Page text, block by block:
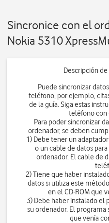
Sincronice con el
Nokia 5310
Descripción
Puede sincronizar
teléfono, por ejemplo,
de la guía. Siga estas
teléfono con
Para poder sincronizar
ordenador, se deben
1) Debe tener un
o un cable de datos
ordenador. El cable de
2) Tiene que haber
datos si utiliza este
en el CD-ROM que
3) Debe haber instalado el
su ordenador. El programa
que venía